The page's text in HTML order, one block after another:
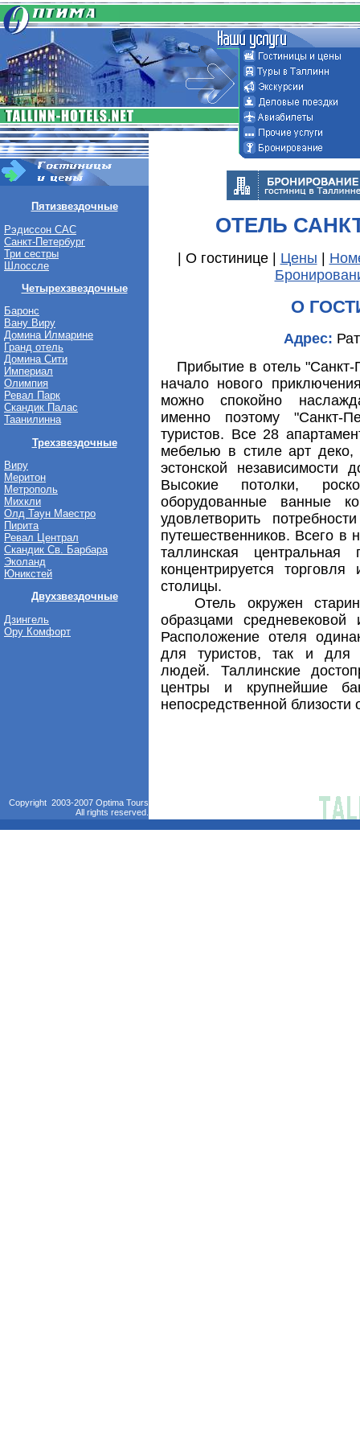
Пятизвездочные
Рэдиссон САС
Санкт-Петербург
Три сестры
Шлоссле
Четырехзвездочные
Баронс
Вану Виру
Домина Илмарине
Гранд отель
Домина Сити
Империал
Олимпия
Ревал Парк
Скандик Палас
Таанилинна
Трехзвездочные
Виру
Меритон
Метрополь
Михкли
Олд Таун Маестро
Пирита
Ревал Централ
Скандик Св. Барбара
Эколанд
Юникстей
Двухзвездочные
Дзингель
Ору Комфорт
ОТЕЛЬ
| О гостинице | Цены
О
Адрес:
Прибытие в отель "Санкт-
начало нового
можно спокойно
именно поэтому "Санкт-
туристов. Все 28
мебелью в стиле арт деко,
эстонской
Высокие потолки,
оборудованные ванные
удовлетворить
путешественников. Всего в
таллинская центральная
концентрируется
столицы.
Отель окружен
образцами средневековой
Расположение отеля
для туристов, так и для
людей. Таллинские
центры и крупнейшие
непосредственной близости
Copyright 2003-2007 Optima Tours
All rights reserved.